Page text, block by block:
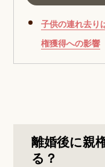
子供の連れ去り
権獲得への影響
離婚後に親
る？